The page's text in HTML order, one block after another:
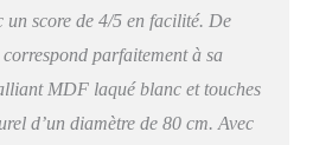
un score de 4/5 en facilité. De
parfaitement à sa
MDF laqué blanc et touches
d’un diamètre de 80 cm. Avec